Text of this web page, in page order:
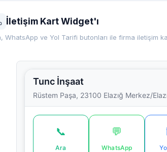
İletişim Kart Widget'ı
WhatsApp ve Yol Tarifi butonları ile firma iletişim
Tunc İnşaat
Rüstem Paşa, 23100 Elazığ Merkez/
📞
Ara
💬
WhatsApp